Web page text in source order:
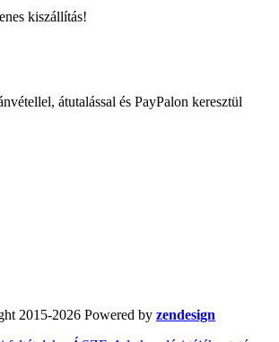
kiszállítás!
átutalással és PayPalon keresztül
2015-2026 Powered by zendesign